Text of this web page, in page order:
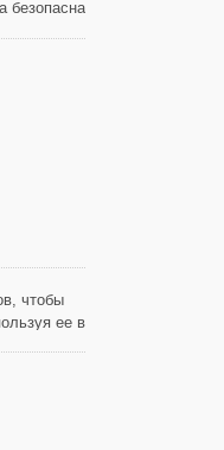
безопасна
чтобы
ее в